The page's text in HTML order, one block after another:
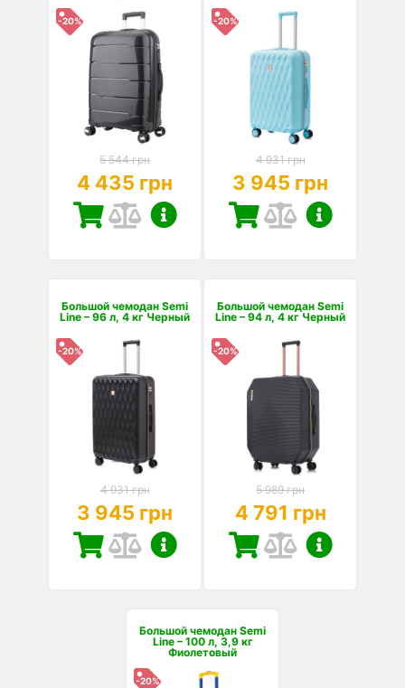
-20%
5 544 грн
4 435 грн
-20%
4 931 грн
3 945 грн
Большой чемодан Semi
Line – 96 л, 4 кг Черный
-20%
4 931 грн
3 945 грн
Большой чемодан Semi
Line – 94 л, 4 кг Черный
-20%
5 989 грн
4 791 грн
Большой чемодан Semi
Line – 100 л, 3,9 кг
Фиолетовый
-20%